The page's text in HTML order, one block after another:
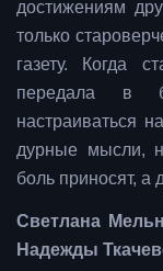
достижениям
только
газету. Когда
передала в
настраиваться
дурные мысли,
боль приносят, а
Светлана
Надежды